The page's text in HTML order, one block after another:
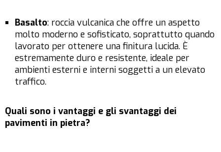
Basalto: roccia vulcanica che offre un aspetto
molto moderno e sofisticato, soprattutto quando
lavorato per ottenere una finitura lucida. È
estremamente duro e resistente, ideale per
ambienti esterni e interni soggetti a un elevato
traffico.
Quali sono i vantaggi e gli svantaggi dei
pavimenti in pietra?